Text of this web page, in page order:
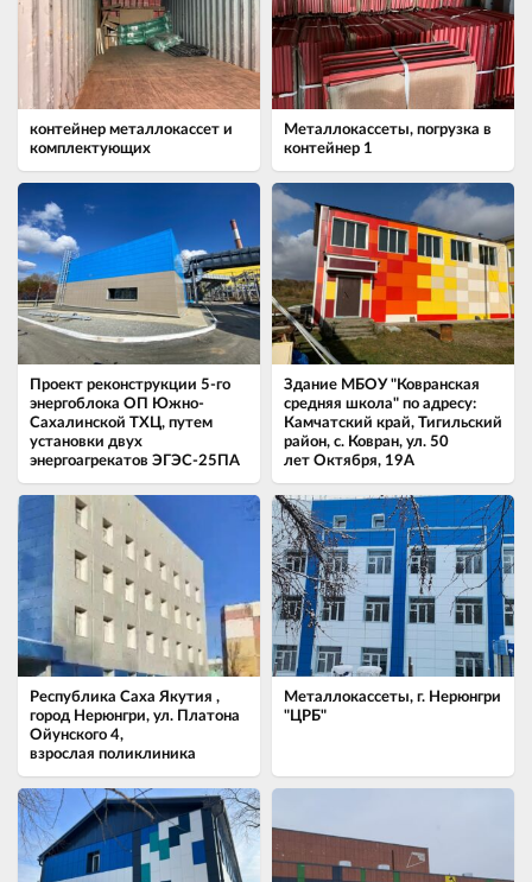
контейнер металлокассет и
комплектующих
Металлокассеты, погрузка в
контейнер 1
Проект реконструкции 5-го
энергоблока ОП Южно-
Сахалинской ТХЦ, путем
установки двух
энергоагрекатов ЭГЭС-25ПА
Здание МБОУ "Ковранская
средняя школа" по адресу:
Камчатский край, Тигильский
район, с. Ковран, ул. 50
лет Октября, 19А
Республика Саха Якутия ,
город Нерюнгри, ул. Платона
Ойунского 4,
взрослая поликлиника
Металлокассеты, г. Нерюнгри
"ЦРБ"